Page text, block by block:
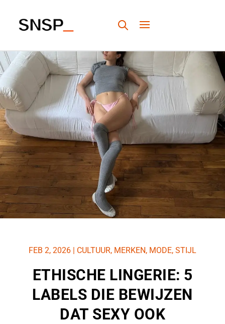
ETHISCHE LINGERIE: 5
LABELS DIE BEWIJZEN
DAT SEXY OOK
FEB 2, 2026 | CULTUUR, MERKEN, MODE, STIJL